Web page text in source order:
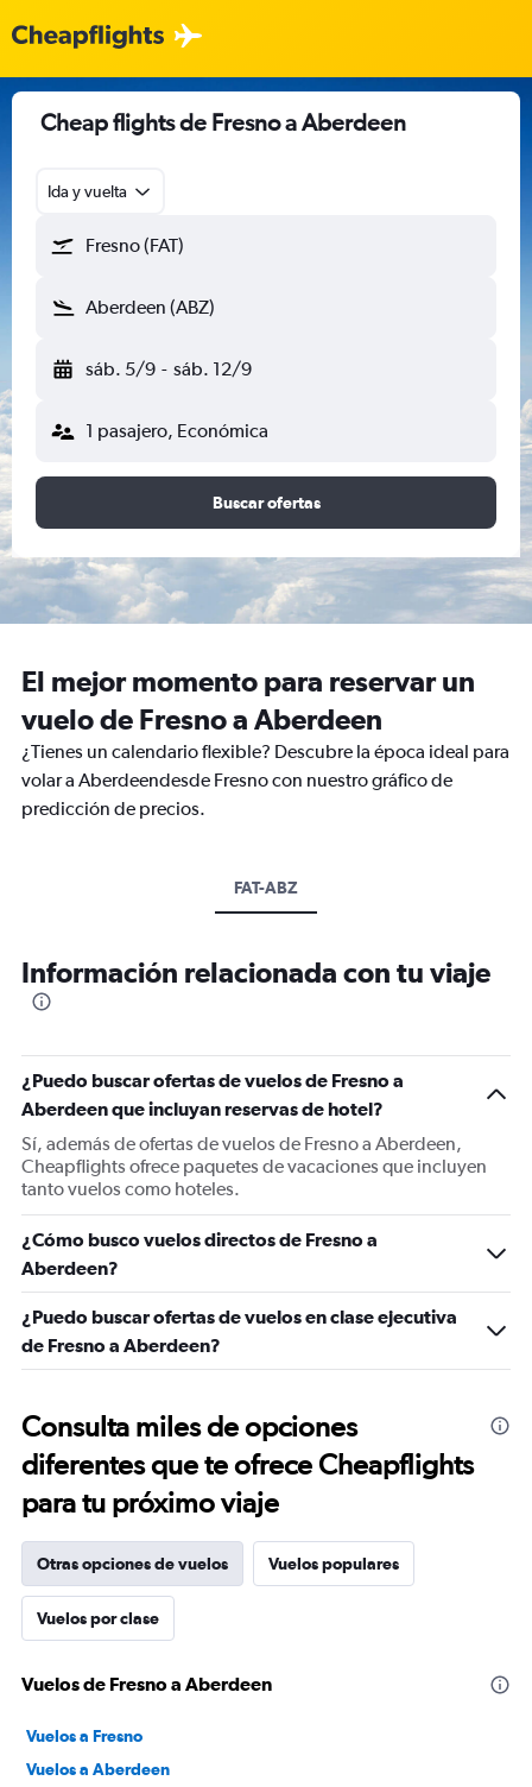
Cheap flights de Fresno a Aberdeen
Ida y vuelta
Fresno (FAT)
Aberdeen (ABZ)
sáb. 5/9 - sáb. 12/9
1 pasajero, Económica
Buscar ofertas
El mejor momento para reservar un
vuelo de Fresno a Aberdeen
¿Tienes un calendario flexible? Descubre la época ideal para
volar a Aberdeendesde Fresno con nuestro gráfico de
predicción de precios.
FAT-ABZ
Información relacionada con tu viaje
¿Puedo buscar ofertas de vuelos de Fresno a
Aberdeen que incluyan reservas de hotel?
Sí, además de ofertas de vuelos de Fresno a Aberdeen,
Cheapflights ofrece paquetes de vacaciones que incluyen
tanto vuelos como hoteles.
¿Cómo busco vuelos directos de Fresno a
Aberdeen?
¿Puedo buscar ofertas de vuelos en clase ejecutiva
de Fresno a Aberdeen?
Consulta miles de opciones
diferentes que te ofrece Cheapflights
para tu próximo viaje
Otras opciones de vuelos Vuelos populares
Vuelos por clase
Vuelos de Fresno a Aberdeen
Vuelos a Fresno
Vuelos a Aberdeen